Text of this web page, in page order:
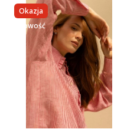
Okazja
nowość